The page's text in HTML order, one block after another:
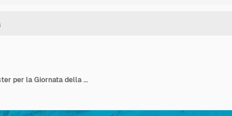
Giornata Internazionale della Gioventù 12 agosto Poster per la Giornata della gioventù